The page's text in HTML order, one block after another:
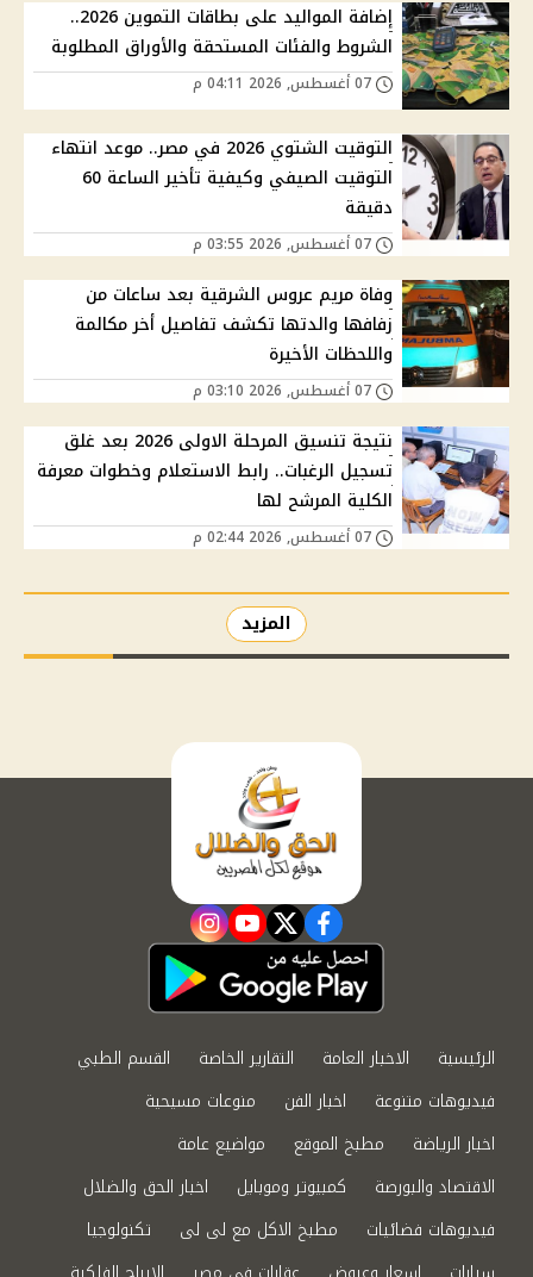
إضافة المواليد على بطاقات التموين 2026..
الشروط والفئات المستحقة والأوراق المطلوبة
التوقيت الشتوي 2026 في مصر.. موعد انتهاء
التوقيت الصيفي وكيفية تأخير الساعة 60
دقيقة
وفاة مريم عروس الشرقية بعد ساعات من
زفافها والدتها تكشف تفاصيل أخر مكالمة
واللحظات الأخيرة
نتيجة تنسيق المرحلة الاولى 2026 بعد غلق
تسجيل الرغبات.. رابط الاستعلام وخطوات معرفة
الكلية المرشح لها
المزيد
facebook
twitter
youtube
instagram
الرئيسية الاخبار العامة التقارير الخاصة
القسم الطبي
فيديوهات متنوعة
اخبار الفن
منوعات مسيحية
اخبار الرياضة
مطبخ الموقع
مواضيع عامة
الاقتصاد والبورصة
كمبيوتر وموبايل
اخبار الحق والضلال
فيديوهات فضائيات
مطبخ الاكل مع لى لى
تكنولوجيا